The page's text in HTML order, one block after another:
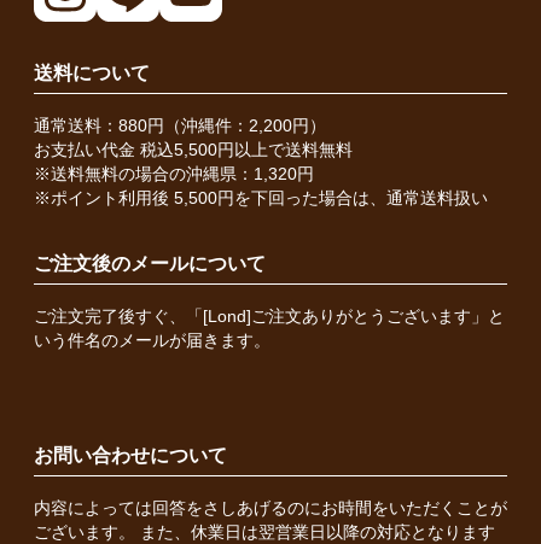
送料について
通常送料：880円（沖縄件：2,200円）
お支払い代金 税込5,500円以上で送料無料
※送料無料の場合の沖縄県：1,320円
※ポイント利用後 5,500円を下回った場合は、通常送料扱い
ご注文後のメールについて
ご注文完了後すぐ、「[Lond]ご注文ありがとうございます」と
いう件名のメールが届きます。
お問い合わせについて
内容によっては回答をさしあげるのにお時間をいただくことが
ございます。 また、休業日は翌営業日以降の対応となります